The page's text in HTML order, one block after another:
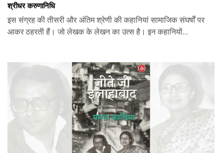
श्रीधर करुणानिधि
इस संग्रह की तीसरी और अंतिम श्रेणी की कहानियां सामाजिक संघर्षों पर
आकर ठहरती हैं। जो लेखक के लेखन का उत्स है। इन कहानियों...